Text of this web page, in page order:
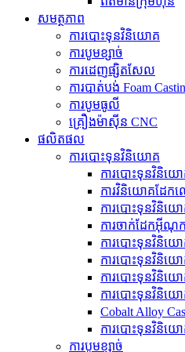
សមត្ថភាព
ការបោះទុនវិនិយោគ
ការបូមខ្សាច់
ការដេញផ្សិតសែល
ការបាត់បង់ Foam
ការបូមធូលី
គ្រឿងម៉ាស៊ីន CNC
ផលិតផល
ការបោះទុនវិនិយោគ
ការបោះទុនវិនិ
ការ​វិនិយោគ​ដែក​
ការបោះទុនវិនិយ
ការចាក់ដែកអ៊ីណុ
ការបោះទុនវិនិយ
ការបោះទុនវិនិយ
ការបោះទុនវិនិយោ
ការបោះទុនវិនិយ
Cobalt Alloy
ការបោះទុនវិនិ
ការបូមខ្សាច់